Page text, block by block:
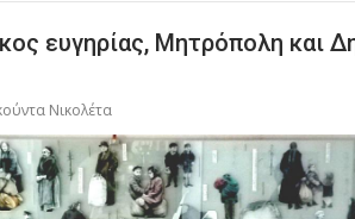
ευγηρίας, Μητρόπολη και
Νικολέτα